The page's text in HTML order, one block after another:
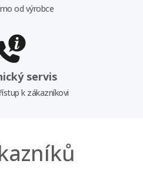
od výrobce
servis
k zákazníkovi